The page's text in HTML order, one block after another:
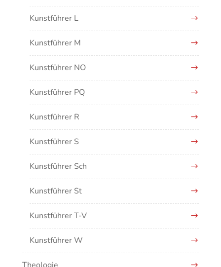
Kunstführer L
Kunstführer M
Kunstführer NO
Kunstführer PQ
Kunstführer R
Kunstführer S
Kunstführer Sch
Kunstführer St
Kunstführer T-V
Kunstführer W